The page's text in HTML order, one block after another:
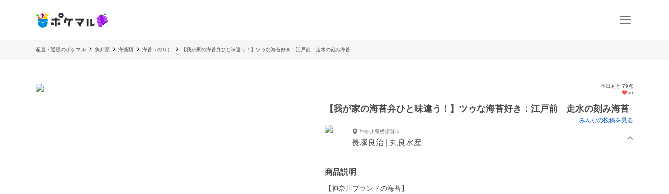
産直・通販のポケマル 魚介類 海藻類 海苔（のり） 【我が家の海苔弁ひと味違う！】ツゥな海苔好き：江戸前 走水の刻み海苔
本日あと 79点
56
【我が家の海苔弁ひと味違う！】ツゥな海苔好き：江戸前 走水の刻み海苔
みんなの投稿を見る
神奈川県横須賀市
長塚良治 | 丸良水産
商品説明
【神奈川ブランドの海苔】